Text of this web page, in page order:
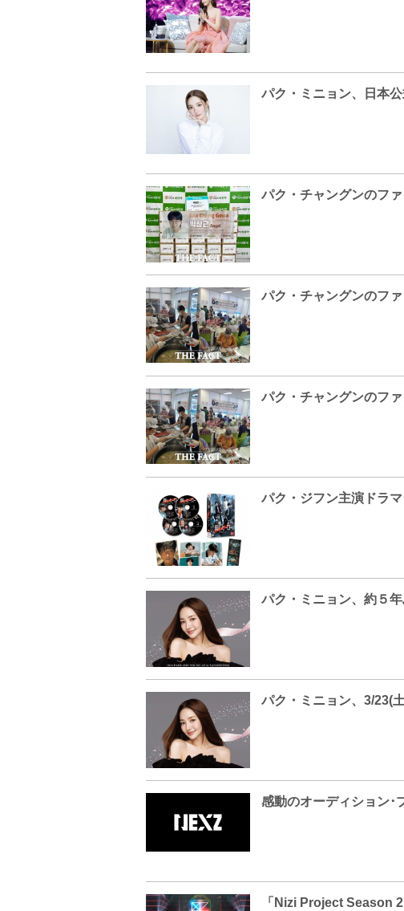
パク・チャングンのフ
パク・チャングンのフ
パク・チャングンのフ